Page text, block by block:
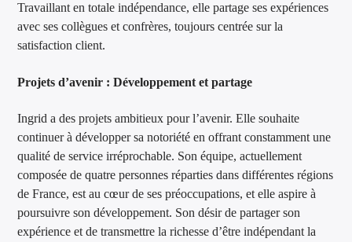
Travaillant en totale indépendance, elle partage ses expériences
avec ses collègues et confrères, toujours centrée sur la
satisfaction client.
Projets d’avenir : Développement et partage
Ingrid a des projets ambitieux pour l’avenir. Elle souhaite
continuer à développer sa notoriété en offrant constamment une
qualité de service irréprochable. Son équipe, actuellement
composée de quatre personnes réparties dans différentes régions
de France, est au cœur de ses préoccupations, et elle aspire à
poursuivre son développement. Son désir de partager son
expérience et de transmettre la richesse d’être indépendant la